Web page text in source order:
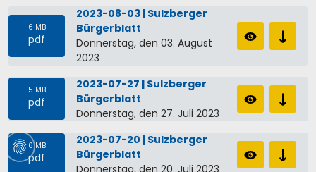
6 MB
pdf
2023-08-03 | Sulzberger
Bürgerblatt
Donnerstag, den 03. August
2023
5 MB
pdf
2023-07-27 | Sulzberger
Bürgerblatt
Donnerstag, den 27. Juli 2023
6 MB
pdf
2023-07-20 | Sulzberger
Bürgerblatt
Donnerstag, den 20. Juli 2023